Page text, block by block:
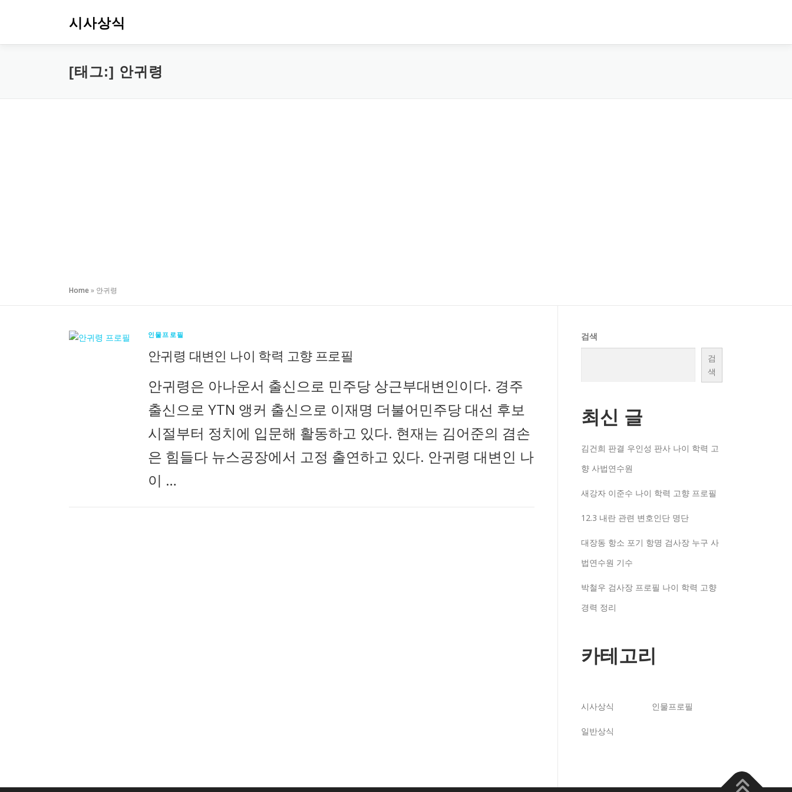
로
시사상식
[태그:] 안귀령
Home» 안귀령
인물프로필
안귀령 대변인 나이 학력 고향 프로필
안귀령은 아나운서 출신으로 민주당 상근부대변인이다. 경주
출신으로 YTN 앵커 출신으로 이재명 더불어민주당 대선 후보
시절부터 정치에 입문해 활동하고 있다. 현재는 김어준의 겸손
은 힘들다 뉴스공장에서 고정 출연하고 있다. 안귀령 대변인 나
이 …
검색
검
색
최신 글
김건희 판결 우인성 판사 나이 학력 고
향 사법연수원
새강자 이준수 나이 학력 고향 프로필
12.3 내란 관련 변호인단 명단
대장동 항소 포기 항명 검사장 누구 사
법연수원 기수
박철우 검사장 프로필 나이 학력 고향
경력 정리
카테고리
시사상식 인물프로필
일반상식